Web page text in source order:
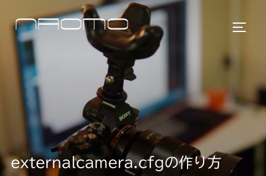
プexternalcamera.cfgの作り方